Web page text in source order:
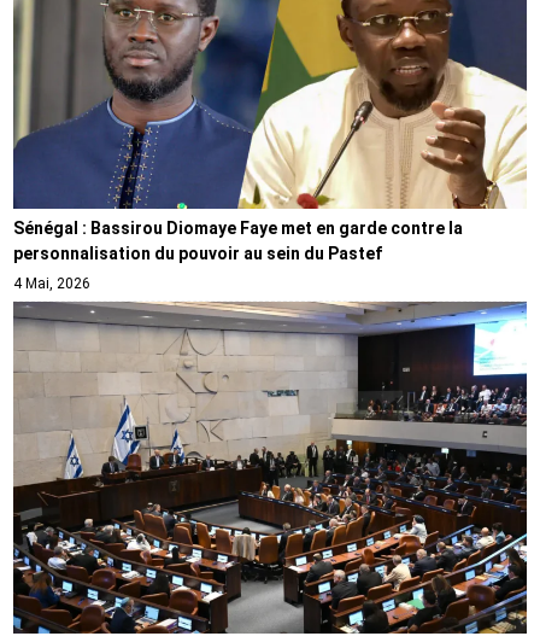
Sénégal : Bassirou Diomaye Faye met en garde contre la
personnalisation du pouvoir au sein du Pastef
4 Mai, 2026